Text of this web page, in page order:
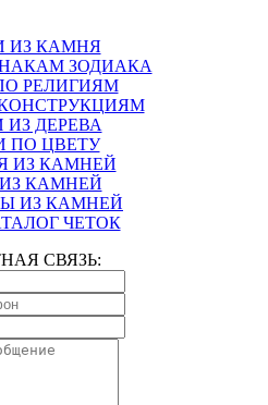
ИЗ КАМНЯ
ЗОДИАКА
РЕЛИГИЯМ
ИЗ ДЕРЕВА
ПО ЦВЕТУ
ИЗ КАМНЕЙ
КАМНЕЙ
ИЗ КАМНЕЙ
ЧЕТОК
СВЯЗЬ: